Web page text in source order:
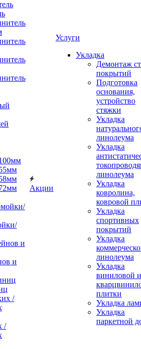
и
/
Акции
Услуги
Укладка
Демонтаж
покрытий
Подготовка
основания,
устройство
стяжки
Укладка
линолеума
Укладка
линолеума
Укладка
ковролина,
ковровой
Укладка
спортивных
покрытий
Укладка
линолеума
Укладка
виниловой и
плитки
Укладка
Укладка
паркетной